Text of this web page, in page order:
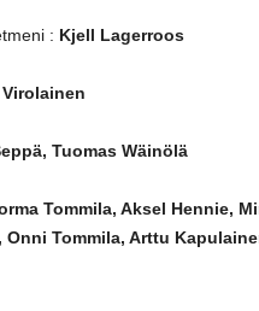
: Kjell Lagerroos
Tuomas Wäinölä
Tommila, Aksel Hennie,
Onni Tommila, Arttu